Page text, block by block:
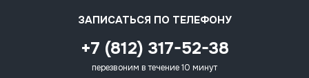
ЗАПИСАТЬСЯ ПО ТЕЛЕФОНУ
+7 (812) 317-52-38
перезвоним в течение 10 минут